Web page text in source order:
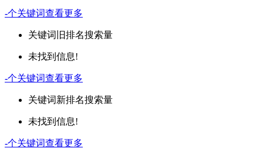
-个关键词查看更多
关键词 旧排名搜索量
未找到信息!
-个关键词查看更多
关键词新排名搜索量
未找到信息!
-个关键词查看更多